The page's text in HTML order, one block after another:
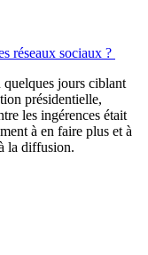
réseaux sociaux ?
jours ciblant
présidentielle,
les ingérences était
à en faire plus et à
la diffusion.